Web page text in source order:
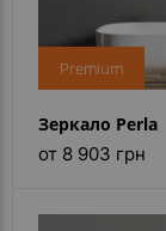
Premium
Зеркало Perla
от 8 903 грн